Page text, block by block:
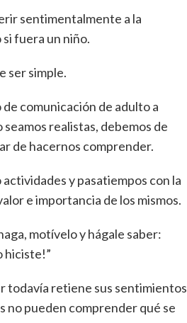
sentimentalmente a la
fuera un niño.
ser simple.
comunicación de adulto a
realistas, debemos de
de hacernos comprender.
y pasatiempos con la
e importancia de los mismos.
motívelo y hágale saber:
hiciste!”
todavía retiene sus sentimientos
no pueden comprender qué se